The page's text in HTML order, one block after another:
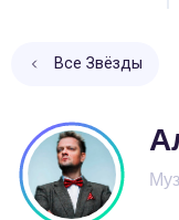
Все Звёзды